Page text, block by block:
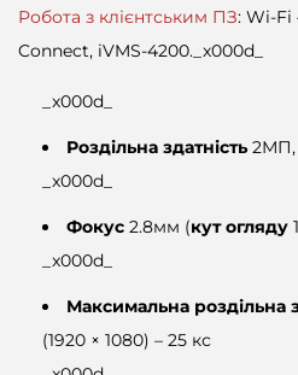
Робота з клієнтським ПЗ: Wi-Fi
Connect, iVMS-4200._x000d_
_x000d_
Роздільна здатність2МП,
_x000d_
Фокус 2.8мм (кут огляду
_x000d_
Максимальна роздільна
(1920 × 1080) – 25 кс